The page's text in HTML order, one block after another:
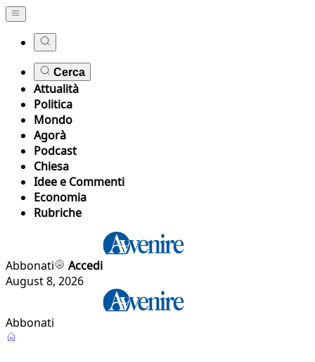
Cerca
Attualità
Politica
Mondo
Agorà
Podcast
Chiesa
Idee e Commenti
Economia
Rubriche
Abbonati
Accedi
August 8, 2026
Abbonati